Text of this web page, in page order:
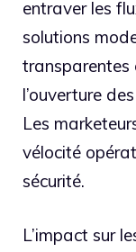
entraver les
solutions
transparentes
l’ouverture
Les
vélocité
sécurité.
L’impact sur